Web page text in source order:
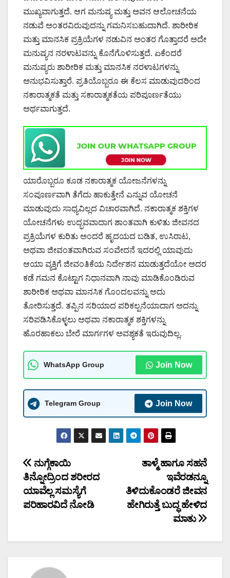
ಮುಖ್ಯವಾಗುತ್ತದೆ. ಆಗ ಮನುಷ್ಯ ಮತ್ತು ಅವನ ಆಲೋಚನೆಯ
ನಡುವೆ ಅಂತರವಿರುವುದನ್ನು ಗಮನಿಸಬಹುದಾಗಿದೆ. ಶಾರೀರಿಕ
ಮತ್ತು ಮಾನಸಿಕ ಪ್ರಕ್ರಿಯೆಗಳ ನಡುವಿನ ಅಂತರ ಗೊತ್ತಾದರೆ ಅದೇ
ಮನುಷ್ಯನ ನರಳಾಟವನ್ನು ಕೊನೆಗೊಳಿಸುತ್ತದೆ. ಏಕೆಂದರೆ
ಮನುಷ್ಯರು ಶಾರೀರಿಕ ಮತ್ತು ಮಾನಸಿಕ ನರಳಾಟಗಳನ್ನು
ಅನುಭವಿಸುತ್ತಾರೆ. ಪ್ರತಿಯೊಬ್ಬರೂ ಈ ಕೆಲಸ ಮಾಡುವುದರಿಂದ
ನಕಾರಾತ್ಮಕತೆ ಮತ್ತು ಸಕಾರಾತ್ಮಕತೆಯ ಪರಿಪೂರ್ಣತೆಯು
ಅರ್ಥವಾಗುತ್ತದೆ.
ಯಾರೊಬ್ಬರೂ ಕೂಡ ನಕಾರಾತ್ಮಕ ಯೋಜನೆಗಳನ್ನು
ಸಂಪೂರ್ಣವಾಗಿ ತೆಗೆದು ಹಾಕುತ್ತೇನೆ ಎನ್ನುವ ಯೋಚನೆ
ಮಾಡುವುದು ಸಾಧ್ಯವಿಲ್ಲದ ವಿಚಾರವಾಗಿದೆ. ನಕಾರಾತ್ಮಕ ಶಕ್ತಿಗಳ
ಯೋಚನೆಗಳು ಉದ್ಭವವಾದಾಗ ಶಾಂತವಾಗಿ ಕುಳಿತು ಜೀವನದ
ಪ್ರಕ್ರಿಯೆಗಳ ಕುರಿತು ಅಂದರೆ ಹೃದಯದ ಬಡಿತ, ಉಸಿರಾಟ,
ಅಥವಾ ಜೀವಂತವಾಗಿರುವ ಸಂವೇದನೆ ಇದರಲ್ಲಿ ಯಾವುದು
ಆಯಾ ವ್ಯಕ್ತಿಗೆ ಜೀವಂತಿಕೆಯ ನಿರ್ದೇಶನ ಮಾಡುತ್ತದೆಯೋ ಅದರ
ಕಡೆ ಗಮನ ಕೊಟ್ಟಾಗ ನಿಧಾನವಾಗಿ ನಾವು ಮಾಡಿಕೊಂಡಿರುವ
ಶಾರೀರಿಕ ಅಥವಾ ಮಾನಸಿಕ ಗೊಂದಲವನ್ನು ಅದು
ತೋರಿಸುತ್ತದೆ. ತಪ್ಪಿನ ಸರಿಯಾದ ಪರಿಕಲ್ಪನೆಯಾದಾಗ ಅದನ್ನು
ಸರಿಪಡಿಸಿಕೊಳ್ಳಲು ಅಥವಾ ನಕಾರಾತ್ಮಕ ಶಕ್ತಿಗಳನ್ನು
ಹೊರಹಾಕಲು ಬೇರೆ ಮಾರ್ಗಗಳ ಅವಶ್ಯಕತೆ ಇರುವುದಿಲ್ಲ.
WhatsApp Group Join Now
Telegram Group Join Now
Post
navigation
ತಾಳ್ಮೆ ಹಾಗೂ ಸಹನೆ
ಇವೆರಡನ್ನೂ
ತಿಳಿದುಕೊಂಡರೆ ಜೀವನ
ಹೇಗಿರುತ್ತೆ ಬುದ್ಧ ಹೇಳಿದ
ಮಾತು
ನುಗ್ಗೆಕಾಯಿ
ತಿನ್ನೋದ್ರಿಂದ ಶರೀರದ
ಯಾವೆಲ್ಲ ಸಮಸ್ಯೆಗೆ
ಪರಿಹಾರವಿದೆ ನೋಡಿ